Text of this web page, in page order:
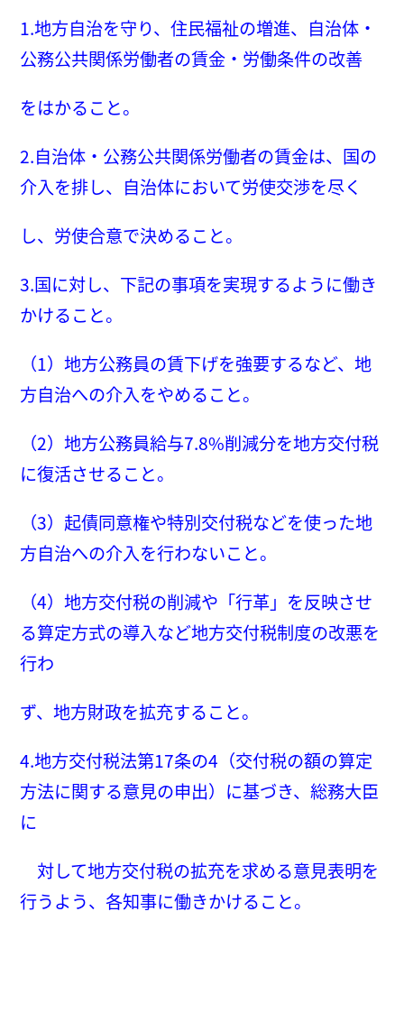
1.地方自治を守り、住民福祉の増進、自治体・
公務公共関係労働者の賃金・労働条件の改善
をはかること。
2.自治体・公務公共関係労働者の賃金は、国の
介入を排し、自治体において労使交渉を尽く
し、労使合意で決めること。
3.国に対し、下記の事項を実現するように働き
かけること。
（1）地方公務員の賃下げを強要するなど、地
方自治への介入をやめること。
（2）地方公務員給与7.8%削減分を地方交付税
に復活させること。
（3）起債同意権や特別交付税などを使った地
方自治への介入を行わないこと。
（4）地方交付税の削減や「行革」を反映させ
る算定方式の導入など地方交付税制度の改悪を
行わ
ず、地方財政を拡充すること。
4.地方交付税法第17条の4（交付税の額の算定
方法に関する意見の申出）に基づき、総務大臣
に
対して地方交付税の拡充を求める意見表明を
行うよう、各知事に働きかけること。